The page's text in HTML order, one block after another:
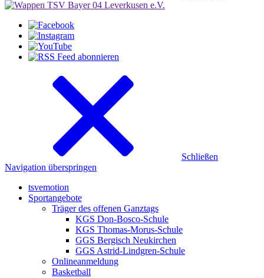
Schließen
Navigation überspringen
tsvemotion
Sportangebote
Träger des offenen Ganztags
KGS Don-Bosco-Schule
KGS Thomas-Morus-Schule
GGS Bergisch Neukirchen
GGS Astrid-Lindgren-Schule
Onlineanmeldung
Basketball